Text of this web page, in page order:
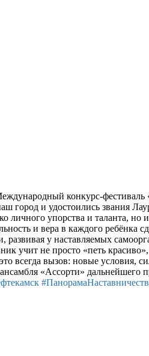
конкурс-
город и удостоились звания
личного упорства и таланта,
и вера в каждого
развивая у наставляемых
учит не просто «петь
вызов: новые условия,
«Ассорти» дальнейшего